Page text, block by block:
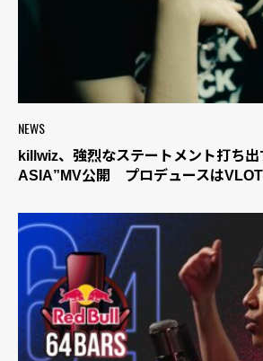
NEWS
killwiz、強烈なステートメント打ち
ASIA”MV公開 プロデュースは